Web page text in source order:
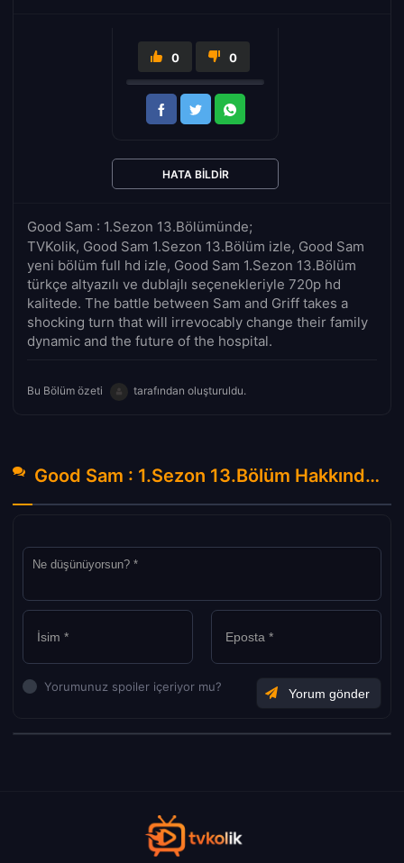
Good Sam : 1.Sezon 13.Bölümünde;
TVKolik, Good Sam 1.Sezon 13.Bölüm izle, Good Sam
yeni bölüm full hd izle, Good Sam 1.Sezon 13.Bölüm
türkçe altyazılı ve dublajlı seçenekleriyle 720p hd
kalitede. The battle between Sam and Griff takes a
shocking turn that will irrevocably change their family
dynamic and the future of the hospital.
Bu Bölüm özeti tarafından oluşturuldu.
0 0
HATA BILDIR
Good Sam : 1.Sezon 13.Bölüm Hakkında Yorumlar
Yorumunuz spoiler içeriyor mu?